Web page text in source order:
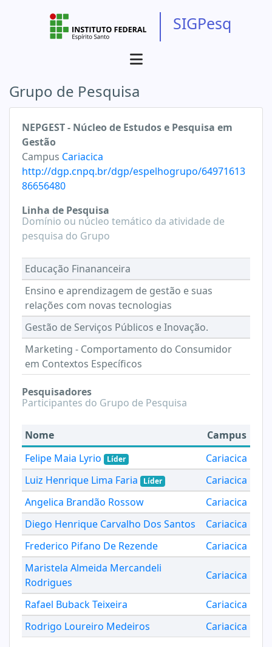
SIGPesq
Grupo de Pesquisa
NEPGEST - Núcleo de Estudos e Pesquisa em
Gestão
Campus Cariacica
http://dgp.cnpq.br/dgp/espelhogrupo/64971613
86656480
Linha de Pesquisa
Domínio ou núcleo temático da atividade de
pesquisa do Grupo
Educação Finananceira
Ensino e aprendizagem de gestão e suas
relações com novas tecnologias
Gestão de Serviços Públicos e Inovação.
Marketing - Comportamento do Consumidor
em Contextos Específicos
Pesquisadores
Participantes do Grupo de Pesquisa
Nome
Campus
Felipe Maia Lyrio
Líder
Cariacica
Luiz Henrique Lima Faria
Líder
Cariacica
Angelica Brandão Rossow
Cariacica
Diego Henrique Carvalho Dos Santos
Cariacica
Frederico Pifano De Rezende
Cariacica
Maristela Almeida Mercandeli
Rodrigues
Cariacica
Rafael Buback Teixeira
Cariacica
Rodrigo Loureiro Medeiros
Cariacica